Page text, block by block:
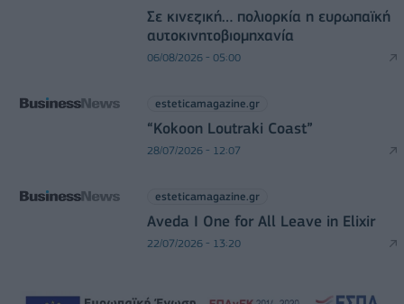
Σε κινεζική… πολιορκία η ευρωπαϊκή
αυτοκινητοβιομηχανία
06/08/2026 - 05:00
esteticamagazine.gr
“Kokoon Loutraki Coast”
28/07/2026 - 12:07
esteticamagazine.gr
Aveda I One for All Leave in Elixir
22/07/2026 - 13:20